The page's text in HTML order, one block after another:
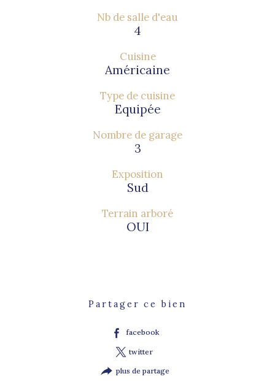
Nb de salle d'eau
4
Cuisine
Américaine
Type de cuisine
Equipée
Nombre de garage
3
Exposition
Sud
Terrain arboré
OUI
Partager ce bien
facebook
twitter
plus de partage